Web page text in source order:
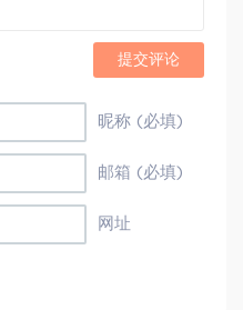
提交评论
昵称 (必填)
邮箱 (必填)
网址